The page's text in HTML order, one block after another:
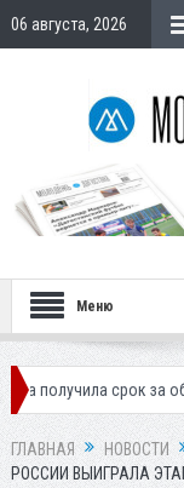
06 августа, 2026
Меню
срок за обман
ГЛАВНАЯ НОВОСТИ
РОССИИ ВЫИГРАЛА